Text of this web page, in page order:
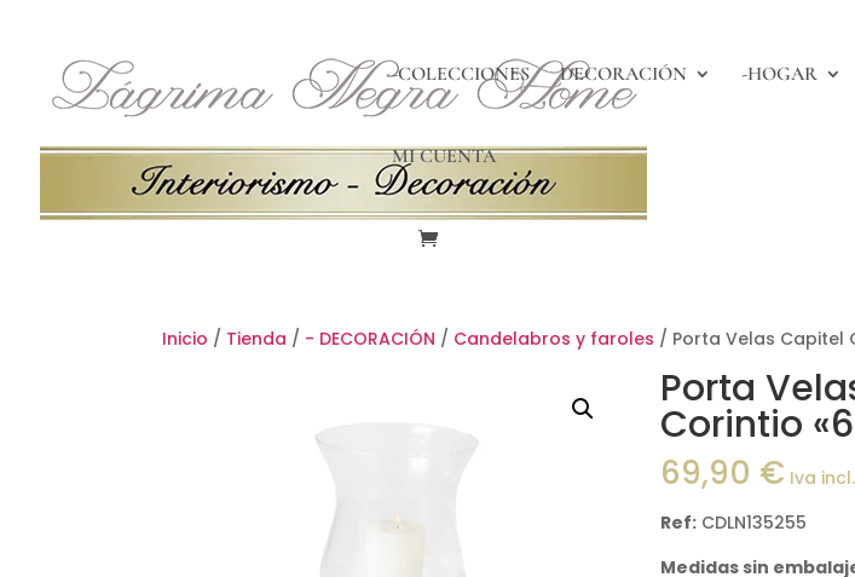
-COLECCIONES DECORACIÓN -HOGAR
MI CUENTA
Inicio / Tienda / - DECORACIÓN / Candelabros y faroles / Porta Velas Capitel
Porta
Corintio
69,90 € Iva incl.
Ref: CDLN135255
Medidas sin